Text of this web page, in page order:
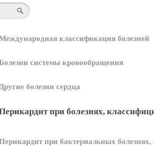
классификация болезней
системы кровообращения
Другие болезни сердца
при болезнях,
при бактериальных